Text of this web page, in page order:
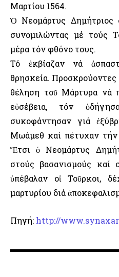
Μαρτίου 1564.
Ὁ Νεομάρτυς Δημήτριος
συνομιλώντας μέ τούς
μέρα τόν φθόνο τους.
Τό ἐκβίαζαν νά
θρησκεία.
θέληση τοῦ Μάρτυρα νά
εὐσέβεια, τόν
συκοφάντησαν γιά
Μωάμεθ καί πέτυχαν τήν
Ἔτσι ὁ Νεομάρτυς
στούς βασανισμούς καί
ὑπέβαλαν οἱ Τοῦρκοι,
μαρτυρίου διά
Πηγή: http://